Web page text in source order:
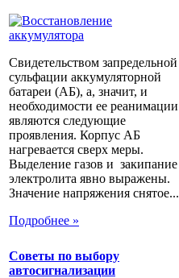
Свидетельством запредельной
сульфации аккумуляторной
батареи (АБ), а, значит, и
необходимости ее реанимации
являются следующие
проявления. Корпус АБ
нагревается сверх меры.
Выделение газов и закипание
электролита явно выражены.
Значение напряжения снятое...
Подробнее »
Советы по выбору
автосигнализации